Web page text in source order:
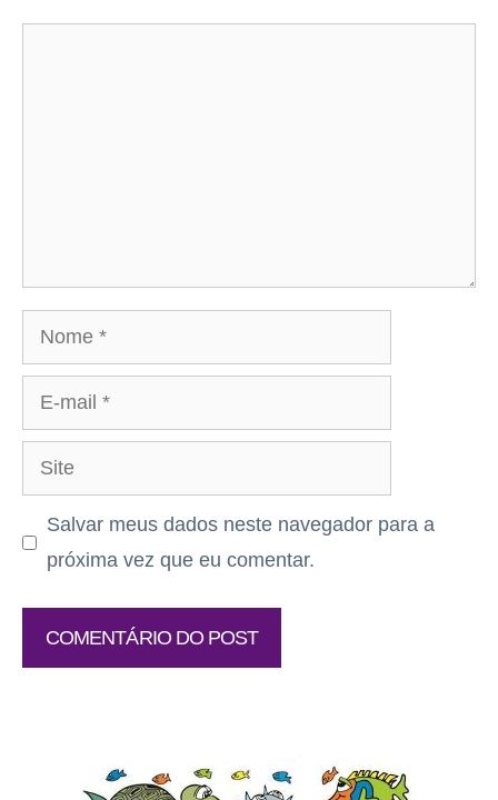
Nome
mail
Site
Salvar meus dados neste navegador para a
próxima vez que eu comentar.